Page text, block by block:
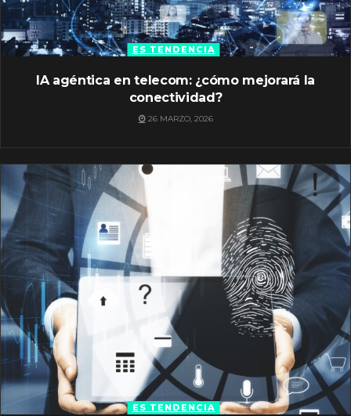
ES TENDENCIA
IA agéntica en telecom: ¿cómo mejorará la
conectividad?
26 MARZO, 2026
ES TENDENCIA